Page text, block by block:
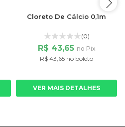
Cloreto De Cálcio 0,1m
(0)
R$ 43,65 no Pix
R$ 43,65 no boleto
VER MAIS DETALHES